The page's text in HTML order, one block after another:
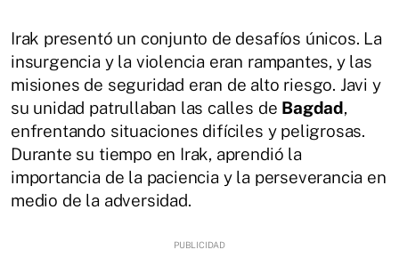
Irak presentó un conjunto de desafíos únicos. La
insurgencia y la violencia eran rampantes, y las
misiones de seguridad eran de alto riesgo. Javi y
su unidad patrullaban las calles de Bagdad,
enfrentando situaciones difíciles y peligrosas.
Durante su tiempo en Irak, aprendió la
importancia de la paciencia y la perseverancia en
medio de la adversidad.